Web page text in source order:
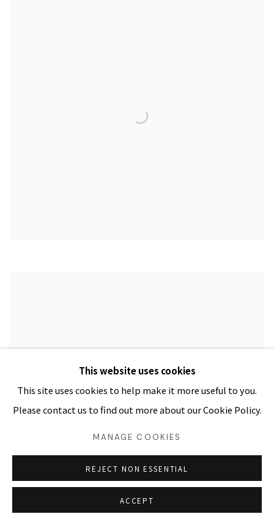
This website uses cookies
This site uses cookies to help make it more useful to you.
Please contact us to find out more about our Cookie Policy.
MANAGE COOKIES
REJECT NON ESSENTIAL
ACCEPT